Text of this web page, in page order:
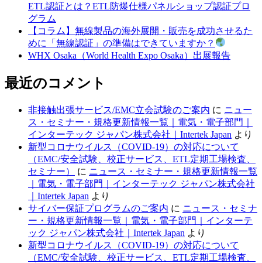
ETL認証とは？ETL防爆仕様パネルショップ認証プロ
グラム
【コラム】無線製品の海外展開・販売を成功させるた
めに「無線認証」の準備はできていますか？
WHX Osaka（World Health Expo Osaka）出展報告
最近のコメント
非接触出張サービス/EMC立会試験のご案内 に ニュー
ス・セミナー・規格更新情報一覧｜電気・電子部門｜
インターテック ジャパン株式会社｜Intertek Japan より
新型コロナウイルス（COVID-19）の対応について
（EMC/安全試験、校正サービス、ETL定期工場検査、
セミナー）
に ニュース・セミナー・規格更新情報一覧
｜電気・電子部門｜インターテック ジャパン株式会社
｜Intertek Japan より
サイバー保証プログラムのご案内 に ニュース・セミナ
ー・規格更新情報一覧｜電気・電子部門｜インターテ
ック ジャパン株式会社｜Intertek Japan より
新型コロナウイルス（COVID-19）の対応について
（EMC/安全試験、校正サービス、ETL定期工場検査、